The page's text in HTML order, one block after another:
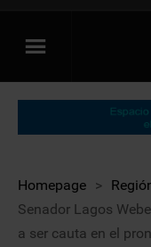
Homepage >
Senador Lagos
a ser cauta en el